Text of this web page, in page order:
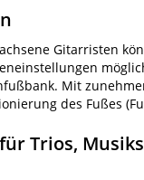
Gitarristen
Mit
des Fußes
Trios,